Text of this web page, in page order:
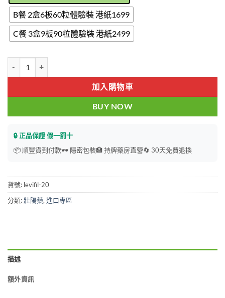
B餐 2盒6板60粒體驗裝 港紙1699
C餐 3盒9板90粒體驗裝 港紙2499
加入購物車
BUY NOW
🔒 正品保證 假一罰十
📦 順豐貨到付款🕶️ 隱密包裝🏥 持牌藥房直營🔄 30天免費退換
貨號: levifil-20
分類:壯陽藥, 進口專區
描述
額外資訊